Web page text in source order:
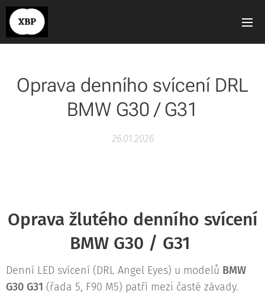
Oprava denního svícení DRL
BMW G30 / G31
26.01.2026
Oprava žlutého denního svícení
BMW G30 / G31
Denní LED svícení (DRL Angel Eyes) u modelů BMW
G30 G31 (řada 5, F90 M5) patří mezi časté závady.